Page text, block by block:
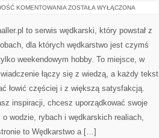
KOMENTOWANIA HISTORIA
ZOSTAŁA WYŁĄCZONA
to serwis wędkarski, który powstał z
dla których wędkarstwo jest czymś
weekendowym hobby. To miejsce, w
łączy się z wiedzą, a każdy tekst
łowić częściej i z większą satysfakcją.
inspiracji, chcesz uporządkować swoje
wodzie, rybach i wędkarskich realiach,
to Wędkarstwo a […]